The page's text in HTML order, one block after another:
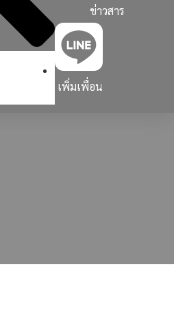
ข่าวสาร
เพิ่มเพื่อน